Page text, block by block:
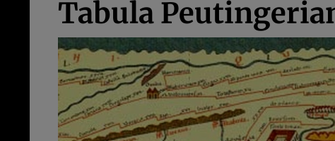
Tabula